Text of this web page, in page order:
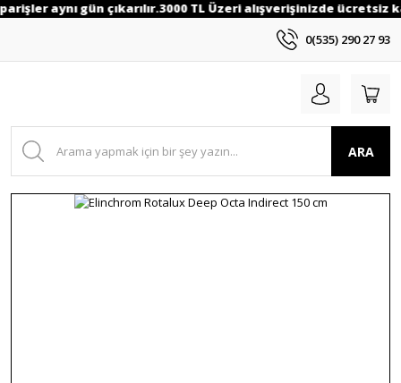
aynı gün çıkarılır.3000 TL Üzeri alışverişinizde ücretsiz
0(535) 290 27 93
ARA